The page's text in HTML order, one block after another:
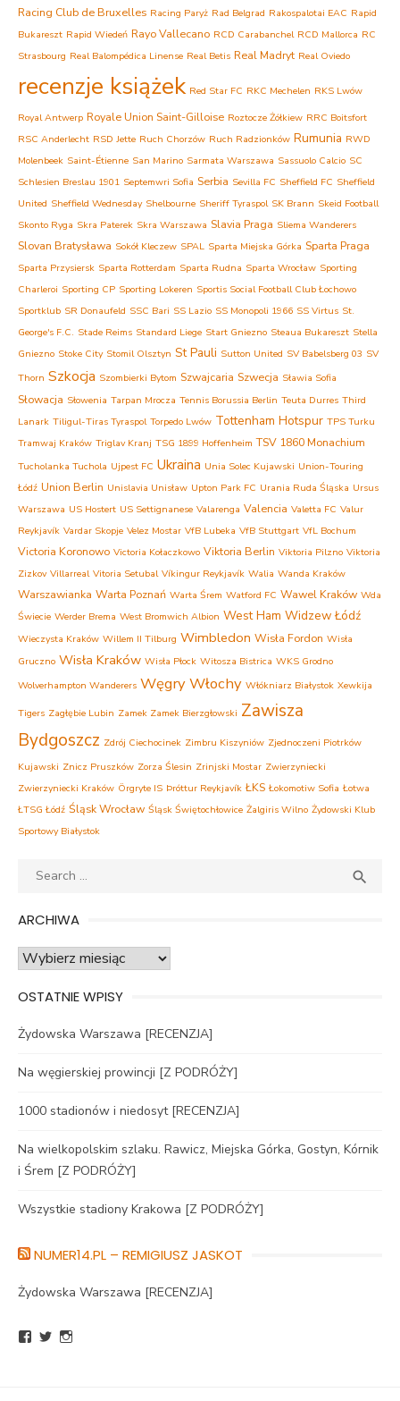
Racing Club de Bruxelles Racing Paryż Rad Belgrad Rakospalotai EAC Rapid
Bukareszt Rapid Wiedeń Rayo Vallecano RCD Carabanchel RCD Mallorca RC
Strasbourg Real Balompédica Linense Real Betis Real Madryt Real Oviedo
recenzje książek Red Star FC RKC Mechelen RKS Lwów
Royal Antwerp Royale Union Saint-Gilloise Roztocze Żółkiew RRC Boitsfort
RSC Anderlecht RSD Jette Ruch Chorzów Ruch Radzionków Rumunia RWD
Molenbeek Saint-Étienne San Marino Sarmata Warszawa Sassuolo Calcio SC
Schlesien Breslau 1901 Septemwri Sofia Serbia Sevilla FC Sheffield FC Sheffield
United Sheffield Wednesday Shelbourne Sheriff Tyraspol SK Brann Skeid Football
Skonto Ryga Skra Paterek Skra Warszawa Slavia Praga Sliema Wanderers
Slovan Bratysława Sokół Kleczew SPAL Sparta Miejska Górka Sparta Praga
Sparta Przysiersk Sparta Rotterdam Sparta Rudna Sparta Wrocław Sporting
Charleroi Sporting CP Sporting Lokeren Sportis Social Football Club Łochowo
Sportklub SR Donaufeld SSC Bari SS Lazio SS Monopoli 1966 SS Virtus St.
George's F.C. Stade Reims Standard Liege Start Gniezno Steaua Bukareszt Stella
Gniezno Stoke City Stomil Olsztyn St Pauli Sutton United SV Babelsberg 03 SV
Thorn Szkocja Szombierki Bytom Szwajcaria Szwecja Sławia Sofia
Słowacja Słowenia Tarpan Mrocza Tennis Borussia Berlin Teuta Durres Third
Lanark Tiligul-Tiras Tyraspol Torpedo Lwów Tottenham Hotspur TPS Turku
Tramwaj Kraków Triglav Kranj TSG 1899 Hoffenheim TSV 1860 Monachium
Tucholanka Tuchola Ujpest FC Ukraina Unia Solec Kujawski Union-Touring
Łódź Union Berlin Unislavia Unisław Upton Park FC Urania Ruda Śląska Ursus
Warszawa US Hostert US Settignanese Valarenga Valencia Valetta FC Valur
Reykjavík Vardar Skopje Velez Mostar VfB Lubeka VfB Stuttgart VfL Bochum
Victoria Koronowo Victoria Kołaczkowo Viktoria Berlin Viktoria Pilzno Viktoria
Zizkov Villarreal Vitoria Setubal Víkingur Reykjavík Walia Wanda Kraków
Warszawianka Warta Poznań Warta Śrem Watford FC Wawel Kraków Wda
Świecie Werder Brema West Bromwich Albion West Ham Widzew Łódź
Wieczysta Kraków Willem II Tilburg Wimbledon Wisła Fordon Wisła
Gruczno Wisła Kraków Wisła Płock Witosza Bistrica WKS Grodno
Wolverhampton Wanderers WęgryWłochy Włókniarz Białystok Xewkija
Tigers Zagłębie Lubin Zamek Zamek Bierzgłowski Zawisza
Bydgoszcz Zdrój Ciechocinek Zimbru Kiszyniów Zjednoczeni Piotrków
Kujawski Znicz Pruszków Zorza Ślesin Zrinjski Mostar Zwierzyniecki
Zwierzyniecki Kraków Örgryte IS Þróttur Reykjavík ŁKS Łokomotiw Sofia Łotwa
ŁTSG Łódź Śląsk Wrocław Śląsk Świętochłowice Żalgiris Wilno Żydowski Klub
Sportowy Białystok
Search

ARCHIWA
Archiwa
OSTATNIE WPISY
Żydowska Warszawa [RECENZJA]
Na węgierskiej prowincji [Z PODRÓŻY]
1000 stadionów i niedosyt [RECENZJA]
Na wielkopolskim szlaku. Rawicz, Miejska Górka, Gostyn, Kórnik
i Śrem [Z PODRÓŻY]
Wszystkie stadiony Krakowa [Z PODRÓŻY]
NUMER14.PL – REMIGIUSZ JASKOT
Żydowska Warszawa [RECENZJA]
ZobaczZobacz